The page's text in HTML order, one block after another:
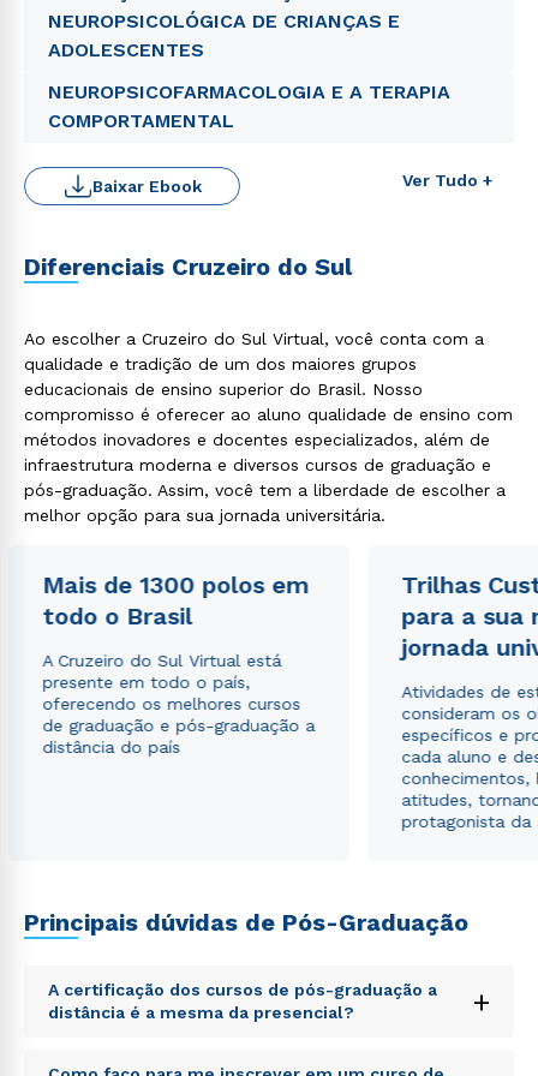
NEUROPSICOLÓGICA DE CRIANÇAS E
ADOLESCENTES
NEUROPSICOFARMACOLOGIA E A TERAPIA
COMPORTAMENTAL
Ver Tudo +
Baixar Ebook
Diferenciais Cruzeiro do Sul
Ao escolher a Cruzeiro do Sul Virtual, você conta com a
qualidade e tradição de um dos maiores grupos
educacionais de ensino superior do Brasil. Nosso
compromisso é oferecer ao aluno qualidade de ensino com
métodos inovadores e docentes especializados, além de
infraestrutura moderna e diversos cursos de graduação e
pós-graduação. Assim, você tem a liberdade de escolher a
melhor opção para sua jornada universitária.
Mais de 1300 polos em
todo o Brasil
A Cruzeiro do Sul Virtual está
presente em todo o país,
oferecendo os melhores cursos
de graduação e pós-graduação a
distância do país
Trilhas
para a sua
jornada
Atividades de
consideram os
específicos e
cada aluno e
conhecimentos,
atitudes,
protagonista da
Principais dúvidas de Pós-Graduação
A certificação dos cursos de pós-graduação a
distância é a mesma da presencial?
+
Sed ut perspiciatis unde omnis iste natus error sit
Rápido e fácil
WhatsApp
ou
Estou de acordo com a Política de Privacidade.e
autorizo que meus dados sejam utilizados para o
envio de conteúdos da Cruzeiro do Sul.